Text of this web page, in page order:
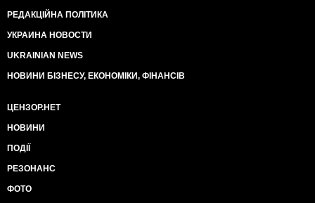
РЕДАКЦІЙНА ПОЛІТИКА
УКРАИНА НОВОСТИ
UKRAINIAN NEWS
НОВИНИ БІЗНЕСУ, ЕКОНОМІКИ, ФІНАНСІВ
ЦЕНЗОР.НЕТ
НОВИНИ
ПОДІЇ
РЕЗОНАНС
ФОТО